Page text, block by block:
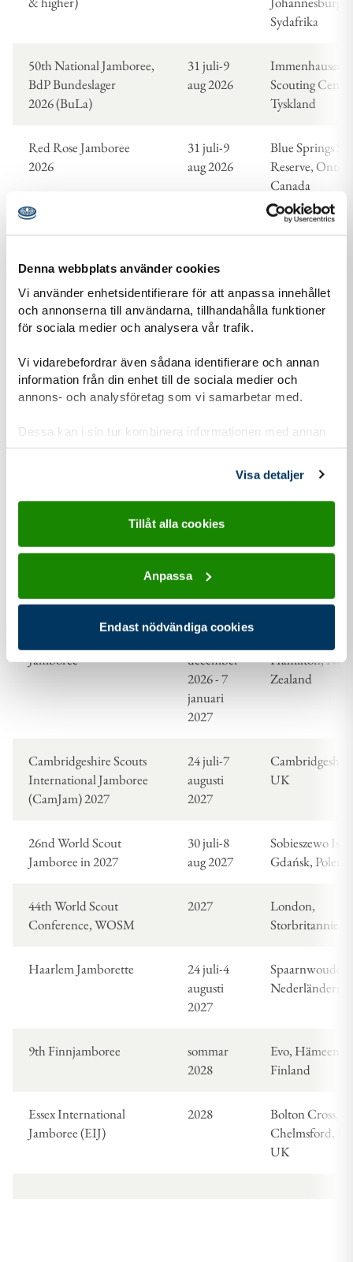
Denna webbplats använder cookies
Vi använder enhetsidentifierare för att anpassa innehållet
och annonserna till användarna, tillhandahålla funktioner
för sociala medier och analysera vår trafik.
Vi vidarebefordrar även sådana identifierare och annan
information från din enhet till de sociala medier och
annons- och analysföretag som vi samarbetar med.
Dessa kan i sin tur kombinera informationen med annan
information som du har tillhandahållit eller som de har
Visa detaljer
Tillåt alla cookies
Anpassa
Endast nödvändiga cookies
Sydafrika
50th National Jamboree,
BdP Bundeslager
2026 (BuLa)
31 juli-9
aug 2026
Immenhausen
Scouting
Tyskland
Red Rose Jamboree
2026
31 juli-9
aug 2026
Blue Springs
Reserve,
Canada
2026
Central European
Jamboree 2026
1-8
augusti
Ungern
Nawaka, is grootste
van Europa!
3-12
2026
The Royal
-augusti
2026
Deltagare 8-18
Jamboree
december
2026 - 7
januari
2027
Hamilton, New
Zealand
Cambridgeshire Scouts
International Jamboree
(CamJam) 2027
24 juli-7
augusti
2027
UK
26nd World Scout
Jamboree in 2027
30 juli-8
aug 2027
Sobieszewo
Gdańsk, Polen
44th World Scout
Conference, WOSM
2027
London,
Storbritannien
Haarlem Jamborette
24 juli-4
augusti
2027
Spaarnwoude,
Nederländerna
9th Finnjamboree
sommar
2028
Evo,
Finland
Essex International
Jamboree (EIJ)
2028
Bolton Cross,
Chelmsford,
UK